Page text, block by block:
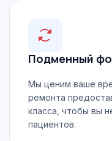
Подменный
Мы ценим ваше
ремонта
класса, чтобы вы
пациентов.